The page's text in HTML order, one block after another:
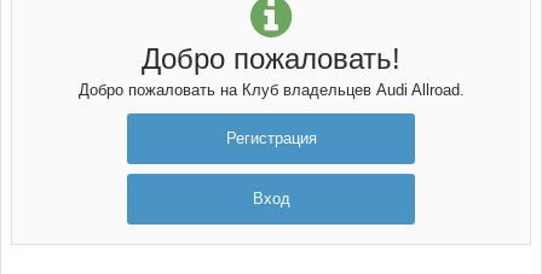
Добро пожаловать!
Добро пожаловать на Клуб владельцев Audi Allroad.
Регистрация
Вход